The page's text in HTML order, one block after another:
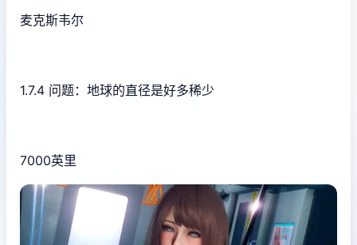
麦克斯韦尔
1.7.4 问题：地球的直径是好多稀少
7000英里